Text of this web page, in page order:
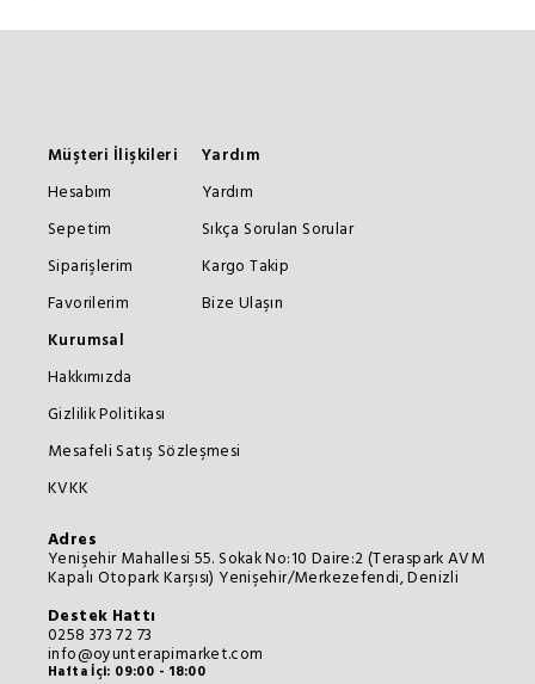
Müşteri İlişkileri
Hesabım
Sepetim
Siparişlerim
Favorilerim
Yardım
Yardım
Sıkça Sorulan Sorular
Kargo Takip
Bize Ulaşın
Kurumsal
Hakkımızda
Gizlilik Politikası
Mesafeli Satış Sözleşmesi
KVKK
Adres
Yenişehir Mahallesi 55. Sokak No:10 Daire:2 (Teraspark AVM
Kapalı Otopark Karşısı) Yenişehir/Merkezefendi, Denizli
Destek Hattı
0258 373 72 73
info@oyunterapimarket.com
Hafta İçi: 09:00 - 18:00